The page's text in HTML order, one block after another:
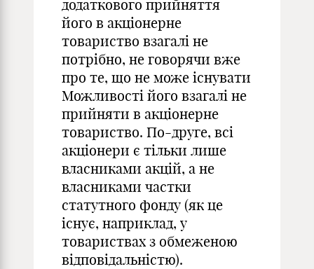
додаткового прийняття
його в акціонерне
товариство взагалі не
потрібно, не говорячи вже
про те, що не може існувати
Можливості його взагалі не
прийняти в акціонерне
товариство. По-друге, всі
акціонери є тільки лише
власниками акцій, а не
власниками частки
статутного фонду (як це
існує, наприклад, у
товариствах з обмеженою
відповідальністю).